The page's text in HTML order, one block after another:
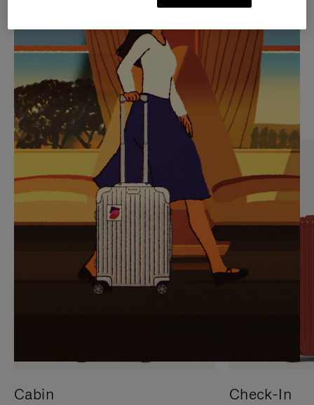
NON
È
IN
PAUSA,
PREMERE
PER
METTERLO
PAUSA
È
SILENZIATO,
PREMI
PER
ATTIVARE
LAUDIO
SELEZIONI REGALO CURATE
Trova la compagna perfetta
per ogni viaggio
Cabin Check-In